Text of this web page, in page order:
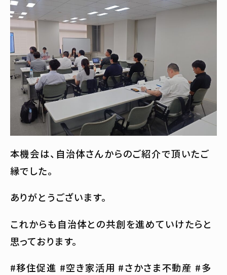
本機会は、自治体さんからのご紹介で頂いたご
縁でした。
ありがとうございます。
これからも自治体との共創を進めていけたらと
思っております。
#移住促進 #空き家活用 #さかさま不動産 #多